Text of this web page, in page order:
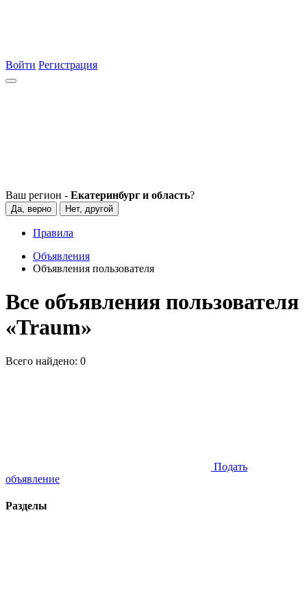
Войти Регистрация
Ваш регион - Екатеринбург и область?
Да, верно Нет, другой
Правила
Объявления
Объявления пользователя
Все объявления пользователя
«Traum»
Всего найдено: 0
Подать
объявление
Разделы